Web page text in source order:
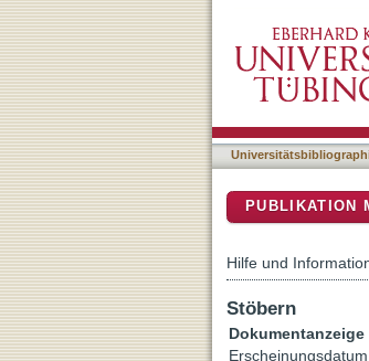
PUBLIKATION
Hilfe und
Stöbern
Dokumentanzeige
Erscheinungsdatum